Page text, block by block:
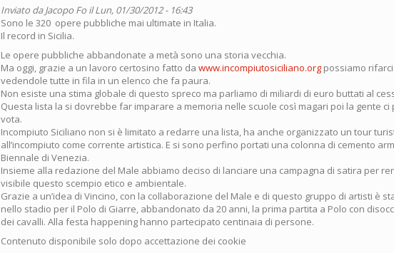
Inviato daJacopo Fo il Lun, 01/30/2012 - 16:43
Sono le 320 opere pubbliche mai ultimate in Italia.
Il record in Sicilia.
Le opere pubbliche abbandonate a metà sono una storia vecchia.
Ma oggi, grazie a un lavoro certosino fatto da www.incompiutosiciliano.org possiamo rifarci
vedendole tutte in fila in un elenco che fa paura.
Non esiste una stima globale di questo spreco ma parliamo di miliardi di euro buttati al
Questa lista la si dovrebbe far imparare a memoria nelle scuole così magari poi la gente
vota.
Incompiuto Siciliano non si è limitato a redarre una lista, ha anche organizzato un tour
all’incompiuto come corrente artistica. E si sono perfino portati una colonna di cemento
Biennale di Venezia.
Insieme alla redazione del Male abbiamo deciso di lanciare una campagna di satira per
visibile questo scempio etico e ambientale.
Grazie a un’idea di Vincino, con la collaborazione del Male e di questo gruppo di artisti è
nello stadio per il Polo di Giarre, abbandonato da 20 anni, la prima partita a Polo con
dei cavalli. Alla festa happening hanno partecipato centinaia di persone.
Contenuto disponibile solo dopo accettazione dei cookie